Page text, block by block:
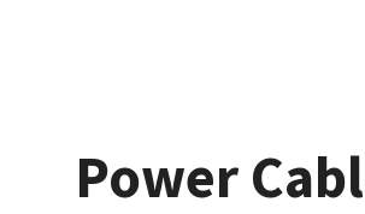
Power